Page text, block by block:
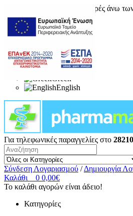
Δωρεάν μεταφορικά για αγορές άνω
Greek
English
Για τηλεφωνικές παραγγελίες στο
Σύνδεση Λογαριασμού / Δημιουργία
Καλάθι
0 0,00€
Το καλάθι αγορών είναι άδειο!
Κατηγορίες